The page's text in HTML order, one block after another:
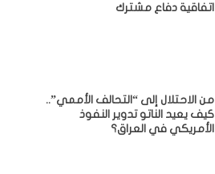
اتفاقية دفاع مشترك
من الاحتلال إلى “التحالف الأممي”..
كيف يعيد الناتو تدوير النفوذ
الأمريكي في العراق؟